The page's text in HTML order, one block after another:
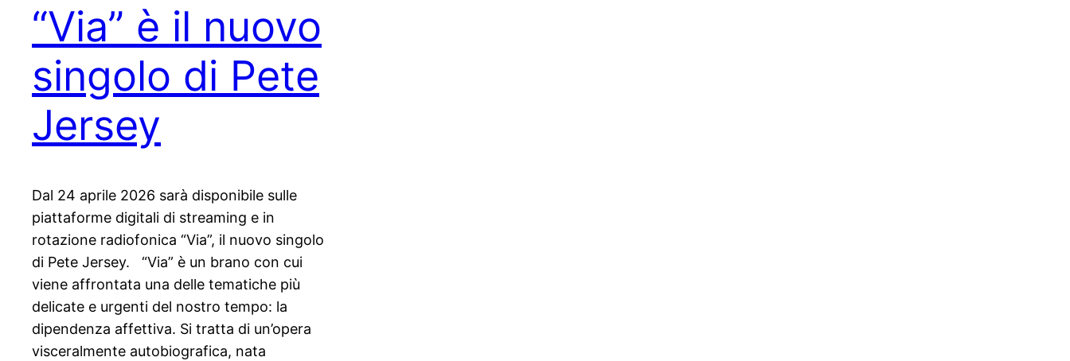
“Via” è il nuovo
singolo di Pete
Jersey
Dal 24 aprile 2026 sarà disponibile sulle
piattaforme digitali di streaming e in
rotazione radiofonica “Via”, il nuovo singolo
di Pete Jersey. “Via” è un brano con cui
viene affrontata una delle tematiche più
delicate e urgenti del nostro tempo: la
dipendenza affettiva. Si tratta di un’opera
visceralmente autobiografica, nata